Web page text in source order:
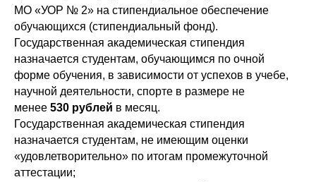
МО «УОР № 2» на стипендиальное обеспечение
обучающихся (стипендиальный фонд).
Государственная академическая стипендия
назначается студентам, обучающимся по очной
форме обучения, в зависимости от успехов в учебе,
научной деятельности, спорте в размере не
менее 530 рублей в месяц.
Государственная академическая стипендия
назначается студентам, не имеющим оценки
«удовлетворительно» по итогам промежуточной
аттестации;